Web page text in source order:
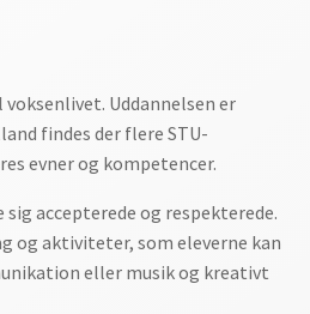
Uddannelsen er
findes der flere STU-
evner og kompetencer.
accepterede og respekterede.
og aktiviteter, som eleverne kan
eller musik og kreativt